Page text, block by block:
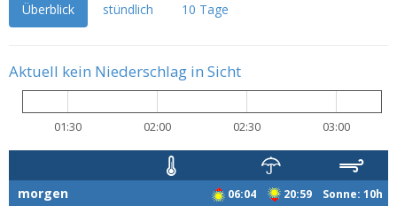
Überblick stündlich 10 Tage
Aktuell kein Niederschlag in Sicht
01:30 02:00 02:30 03:00
06:04 20:59 Sonne: 10h
morgen